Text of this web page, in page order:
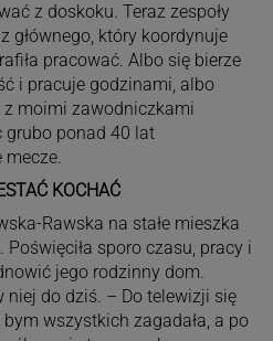
z doskoku. Teraz zespoły
głównego, który koordynuje
pracować. Albo się bierze
i pracuje godzinami, albo
z moimi zawodniczkami
grubo ponad 40 lat
mecze.
KOCHAĆ
Rawska na stałe mieszka
sporo czasu, pracy i
jego rodzinny dom.
niej do dziś. – Do telewizji się
wszystkich zagadała, a po